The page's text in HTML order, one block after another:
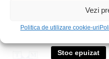
Vezi
Politica de utilizare cookie-uri
4,00lei/Buc
Stoc epuizat